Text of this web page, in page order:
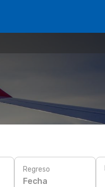
Regreso
Fecha